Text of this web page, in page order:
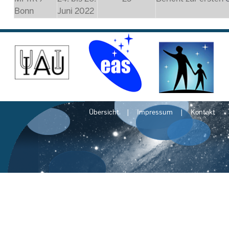
Bonn
Juni 2022
Übersicht Impressum Kontakt